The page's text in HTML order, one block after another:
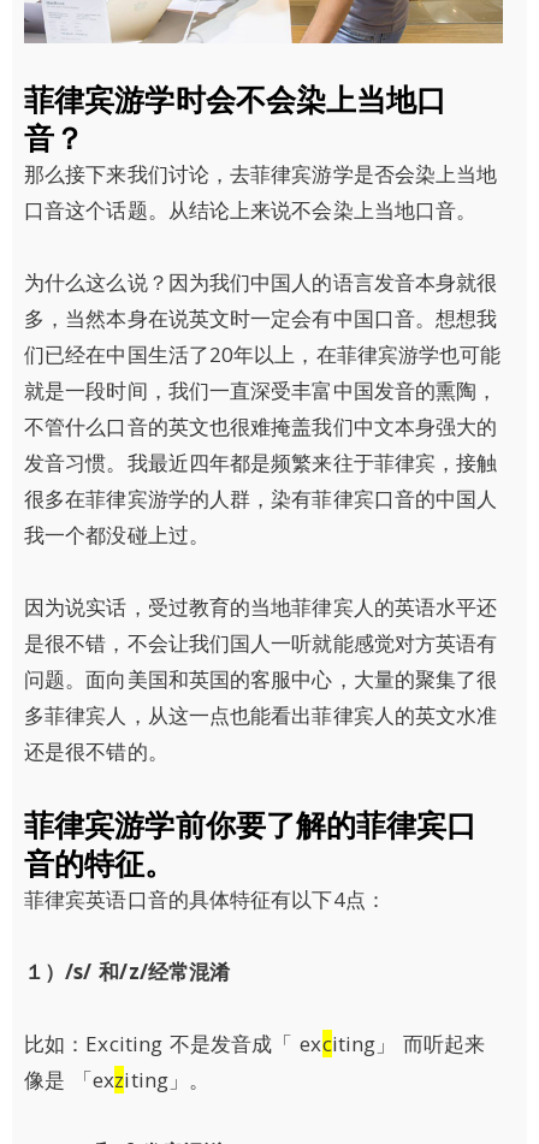
菲律宾游学时会不会染上当地口
音？
那么接下来我们讨论，去菲律宾游学是否会染上当地
口音这个话题。从结论上来说不会染上当地口音。
为什么这么说？因为我们中国人的语言发音本身就很
多，当然本身在说英文时一定会有中国口音。想想我
们已经在中国生活了20年以上，在菲律宾游学也可能
就是一段时间，我们一直深受丰富中国发音的熏陶，
不管什么口音的英文也很难掩盖我们中文本身强大的
发音习惯。我最近四年都是频繁来往于菲律宾，接触
很多在菲律宾游学的人群，染有菲律宾口音的中国人
我一个都没碰上过。
因为说实话，受过教育的当地菲律宾人的英语水平还
是很不错，不会让我们国人一听就能感觉对方英语有
问题。面向美国和英国的客服中心，大量的聚集了很
多菲律宾人，从这一点也能看出菲律宾人的英文水准
还是很不错的。
菲律宾游学前你要了解的菲律宾口
音的特征。
菲律宾英语口音的具体特征有以下4点：
１）/s/和/z/经常混淆
比如：Exciting 不是发音成「 exciting」 而听起来
像是 「exziting」。